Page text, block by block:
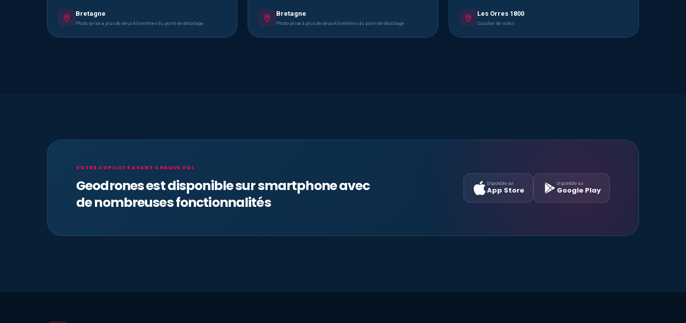
Bretagne
Photo prise à plus de deux kilomètres du point de décollage
Bretagne
Photo prise à plus de deux kilomètres du point de décollage
Les Orres 1800
Coucher de soleil
VOTRE COPILOTE AVANT CHAQUE VOL
Geodrones est disponible sur smartphone avec
de nombreuses fonctionnalités
Disponible sur
App Store
Disponible sur
Google Play